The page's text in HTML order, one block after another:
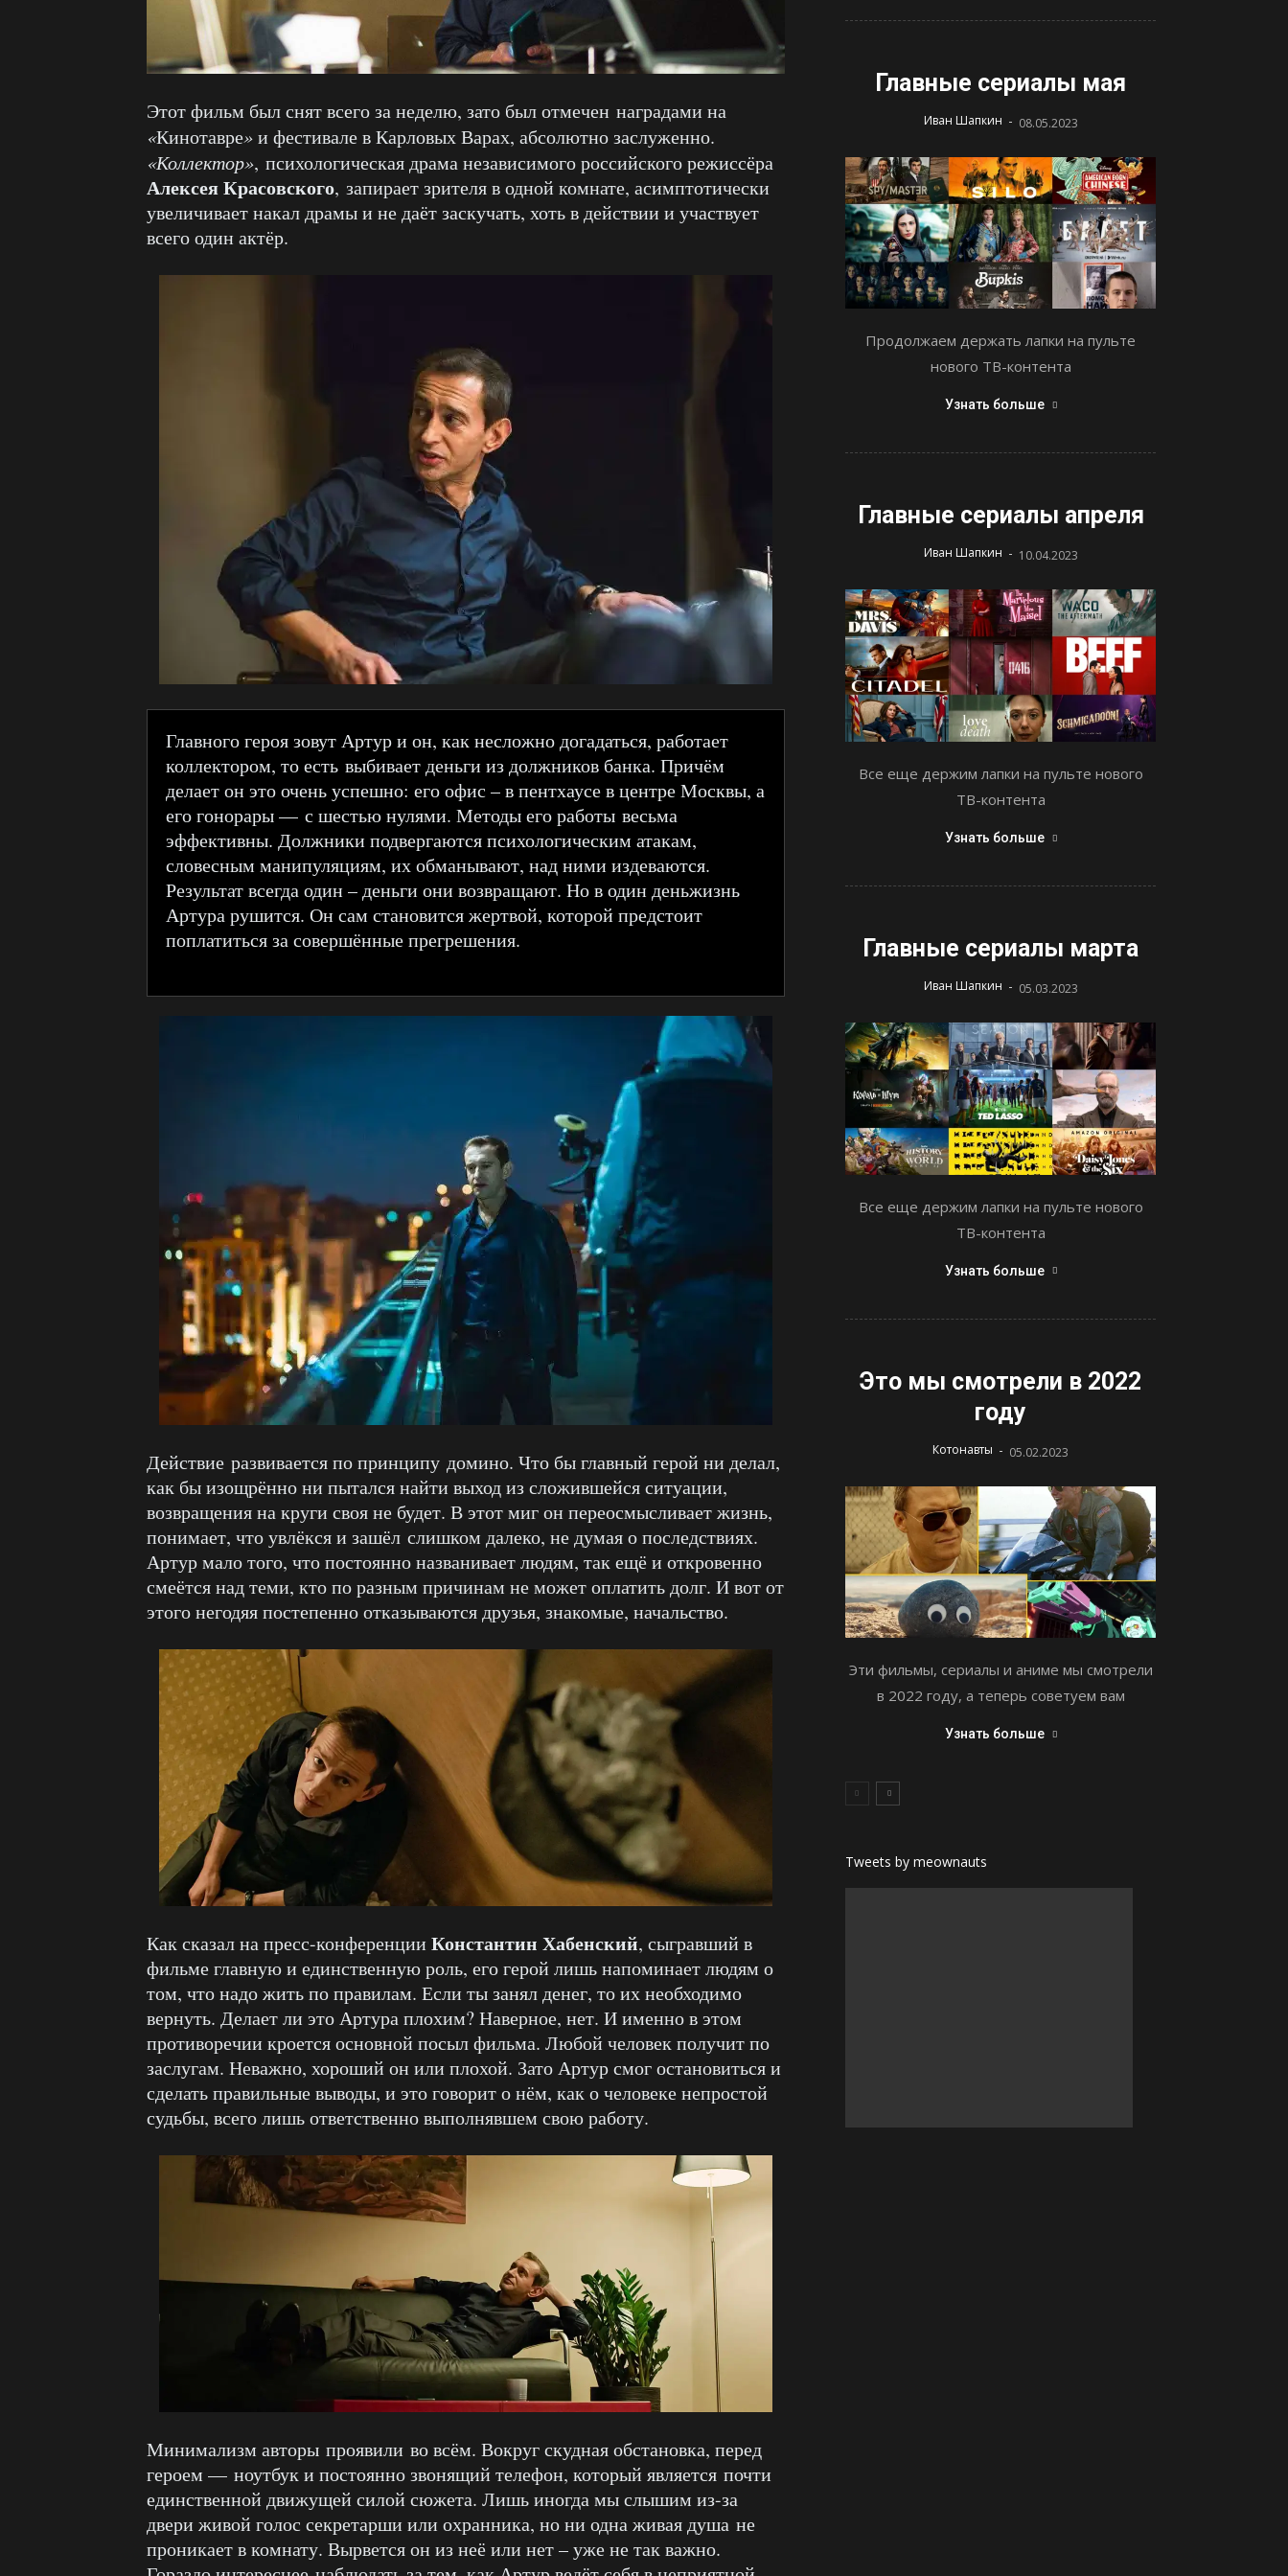
Этот фильм был снят всего за неделю, зато был отмечен наградами на
«Кинотавре»и фестивале в Карловых Варах, абсолютно заслуженно.
«Коллектор», психологическая драма независимого российского режиссёра
Алексея Красовского, запирает зрителя в одной комнате, асимптотически
увеличивает накал драмы и не даёт заскучать, хоть в действии и участвует
всего один актёр.
Главного героя зовут Артур и он, как несложно догадаться, работает
коллектором, то есть выбивает деньги из должников банка. Причём
делает он это очень успешно: его офис – в пентхаусе в центре Москвы, а
его гонорары — с шестью нулями. Методы его работы весьма
эффективны. Должники подвергаются психологическим атакам,
словесным манипуляциям, их обманывают, над ними издеваются.
Результат всегда один – деньги они возвращают. Но в один деньжизнь
Артура рушится. Он сам становится жертвой, которой предстоит
поплатиться за совершённые прегрешения.
Действие развивается по принципу домино. Что бы главный герой ни делал,
как бы изощрённо ни пытался найти выход из сложившейся ситуации,
возвращения на круги своя не будет. В этот миг он переосмысливает жизнь,
понимает, что увлёкся и зашёл слишком далеко, не думая о последствиях.
Артур мало того, что постоянно названивает людям, так ещё и откровенно
смеётся над теми, кто по разным причинам не может оплатить долг. И вот от
этого негодяя постепенно отказываются друзья, знакомые, начальство.
Как сказал на пресс-конференции Константин Хабенский, сыгравший в
фильме главную и единственную роль, его герой лишь напоминает людям о
том, что надо жить по правилам. Если ты занял денег, то их необходимо
вернуть. Делает ли это Артура плохим? Наверное, нет. И именно в этом
противоречии кроется основной посыл фильма. Любой человек получит по
заслугам. Неважно, хороший он или плохой. Зато Артур смог остановиться и
сделать правильные выводы, и это говорит о нём, как о человеке непростой
судьбы, всего лишь ответственно выполнявшем свою работу.
Минимализм авторы проявили во всём. Вокруг скудная обстановка, перед
героем — ноутбук и постоянно звонящий телефон, который является почти
единственной движущей силой сюжета. Лишь иногда мы слышим из-за
двери живой голос секретарши или охранника, но ни одна живая душа не
проникает в комнату. Вырвется он из неё или нет – уже не так важно.
Главные сериалы мая
Иван Шапкин - 08.05.2023
Продолжаем держать лапки на пульте
нового ТВ-контента
Узнать больше
Главные сериалы апреля
Иван Шапкин - 10.04.2023
Все еще держим лапки на пульте нового
ТВ-контента
Узнать больше
Главные сериалы марта
Иван Шапкин - 05.03.2023
Все еще держим лапки на пульте нового
ТВ-контента
Узнать больше
Это мы смотрели в 2022
году
Котонавты - 05.02.2023
Эти фильмы, сериалы и аниме мы смотрели
в 2022 году, а теперь советуем вам
Узнать больше
Tweets by meownauts